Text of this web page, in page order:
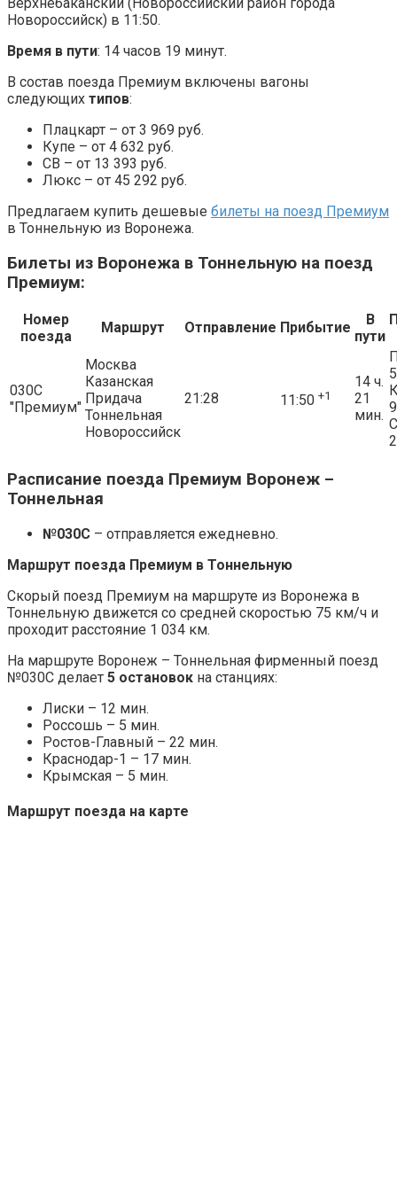
Новороссийск) в 11:50.
Время в пути: 14 часов 19 минут.
В состав поезда Премиум включены вагоны
следующих типов:
Плацкарт – от 3 969 руб.
Купе – от 4 632 руб.
СВ – от 13 393 руб.
Люкс – от 45 292 руб.
Предлагаем купить дешевые билеты на поезд Премиум
в Тоннельную из Воронежа.
Билеты из Воронежа в Тоннельную на поезд
Премиум:
Номер
поезда
Маршрут Отправление Прибытие
В
пути
030С
"Премиум"
Москва
Казанская
Придача
Тоннельная
Новороссийск
21:28 11:50 +1
14 ч.
21
мин.
Расписание поезда Премиум Воронеж –
Тоннельная
№030С – отправляется ежедневно.
Маршрут поезда Премиум в Тоннельную
Скорый поезд Премиум на маршруте из Воронежа в
Тоннельную движется со средней скоростью 75 км/ч и
проходит расстояние 1 034 км.
На маршруте Воронеж – Тоннельная фирменный поезд
№030С делает 5 остановок на станциях:
Лиски – 12 мин.
Россошь – 5 мин.
Ростов-Главный – 22 мин.
Краснодар-1 – 17 мин.
Крымская – 5 мин.
Маршрут поезда на карте